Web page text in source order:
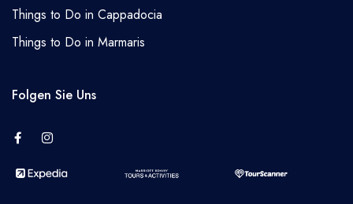
Things to Do in Cappadocia
Things to Do in Marmaris
Folgen Sie Uns